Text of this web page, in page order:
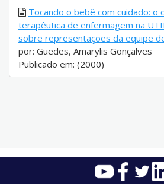
Tocando o bebê com cuidado: o
terapêutica de enfermagem na
sobre representações da equipe
por: Guedes, Amarylis Gonçalves
Publicado em: (2000)